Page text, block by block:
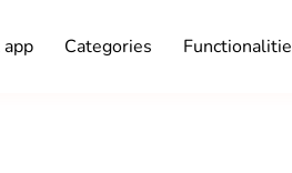
Categories